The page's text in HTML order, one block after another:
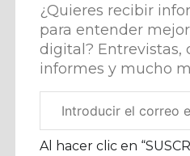
¿Quieres recibir
para entender
digital? Entrevistas,
informes y mucho
electrónico
corporativo
Al hacer clic en